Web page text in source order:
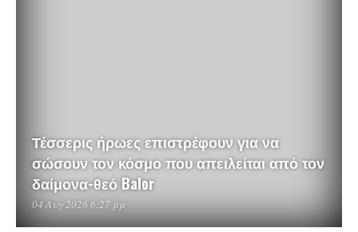
Τέσσερις ήρωες επιστρέφουν για να
σώσουν τον κόσμο που απειλείται από τον
δαίμονα-θεό Balor
04 Αυγ 2026 6:27 μμ